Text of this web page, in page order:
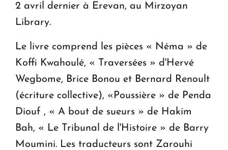
2 avril dernier à Erevan, au Mirzoyan
Library.
Le livre comprend les pièces « Néma » de
Koffi Kwahoulé, « Traversées » d'Hervé
Wegbome, Brice Bonou et Bernard Renoult
(écriture collective), «Poussière » de Penda
Diouf , « A bout de sueurs » de Hakim
Bah, « Le Tribunal de l'Histoire » de Barry
Moumini. Les traducteurs sont Zarouhi